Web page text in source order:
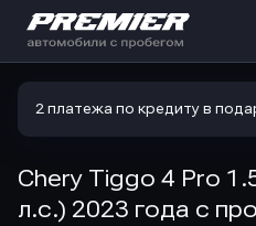
2 платежа по кредиту в
Chery Tiggo 4 Pro
л.с.) 2023 года с